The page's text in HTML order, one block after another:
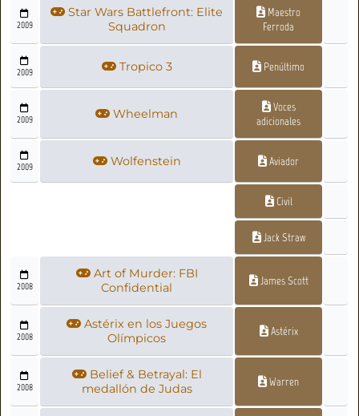
2009
Star Wars Battlefront: Elite
Squadron
Maestro
Ferroda
2009 Tropico 3 Penúltimo
2009 Wheelman
Voces
adicionales
2009 Wolfenstein Aviador
Civil
Jack Straw
2008
Art of Murder: FBI
Confidential
James Scott
2008
Astérix en los Juegos
Olímpicos
Astérix
2008
Belief & Betrayal: El
medallón de Judas
Warren